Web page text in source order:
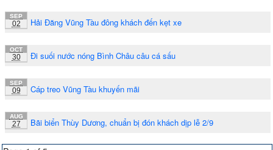
SEP
02 Hải Đăng Vũng Tàu đông khách đến kẹt xe
OCT
30 Đi suối nước nóng Bình Châu câu cá sấu
SEP
09 Cáp treo Vũng Tàu khuyến mãi
AUG
27 Bãi biển Thùy Dương, chuẩn bị đón khách dịp lễ 2/9